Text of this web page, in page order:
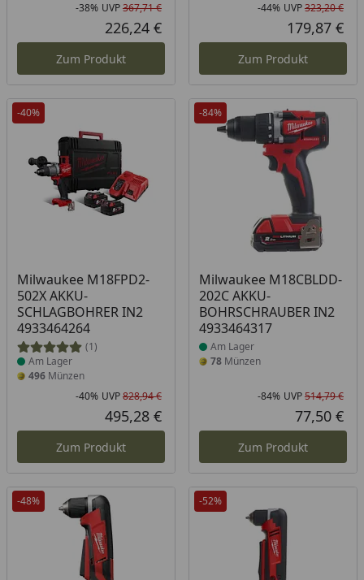
Rabatt in Prozent
-38%
Ursprünglicher Preis
UVP367,71 €
Aktueller Preis
226,24 €
Zum Produkt
-44% UVP323,20 €
179,87 €
Zum Produkt
-40%
Milwaukee M18FPD2-
502X AKKU-
SCHLAGBOHRER IN2
4933464264
(1)
Produkt am Lager
Am Lager
496 Münzen
Rabatt in Prozent
-40%
Ursprünglicher Preis
UVP828,94 €
Aktueller Preis
495,28 €
Zum Produkt
-84%
Milwaukee M18CBLDD-
202C AKKU-
BOHRSCHRAUBER IN2
4933464317
Produkt am Lager
Am Lager
78Münzen
-84% UVP514,79 €
77,50 €
Zum Produkt
-48% -52%